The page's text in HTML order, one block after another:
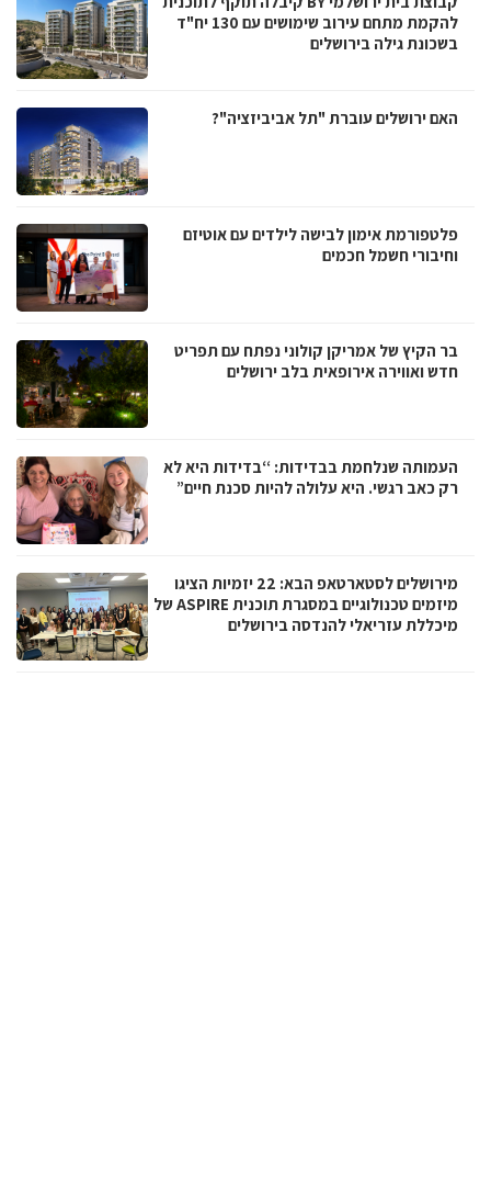
להקמת מתחם עירוב שימושים עם 130 יח"ד
בשכונת גילה בירושלים
האם ירושלים עוברת "תל אביביזציה"?
פלטפורמת אימון לבישה לילדים עם אוטיזם
וחיבורי חשמל חכמים
בר הקיץ של אמריקן קולוני נפתח עם תפריט
חדש ואווירה אירופאית בלב ירושלים
העמותה שנלחמת בבדידות: “בדידות היא לא
רק כאב רגשי. היא עלולה להיות סכנת חיים”
מירושלים לסטארטאפ הבא: 22 יזמיות הציגו
מיזמים טכנולוגיים במסגרת תוכנית ASPIRE של
מיכללת עזריאלי להנדסה בירושלים